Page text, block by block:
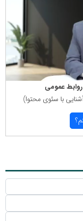
عمومی
با سئوی محتوا)